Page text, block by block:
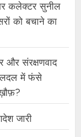
कलेक्टर सुनील
को बचाने का
और संरक्षणवाद
में फंसे
जारी